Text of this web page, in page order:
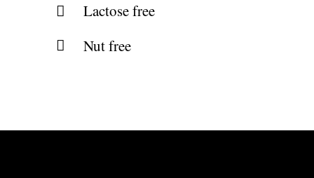
Lactose free
Nut free